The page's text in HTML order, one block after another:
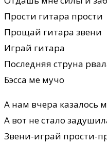
Прости гитара прости
Прощай гитара звени
Играй гитара
Последняя струна
Бэсса ме мучо
А нам вчера казалось
А вот не стало
Звени-играй прости-